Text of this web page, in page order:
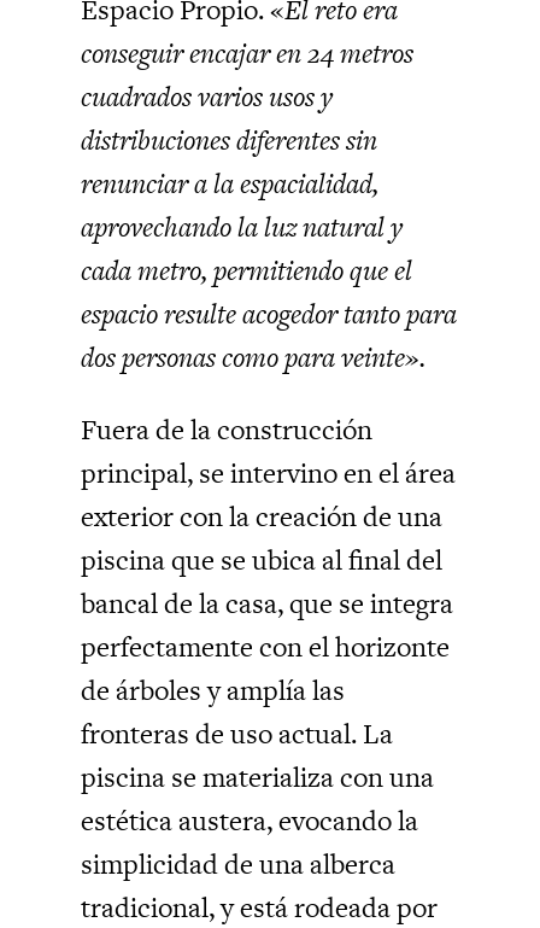
Espacio Propio. «El reto era
conseguir encajar en 24 metros
cuadrados varios usos y
distribuciones diferentes sin
renunciar a la espacialidad,
aprovechando la luz natural y
cada metro, permitiendo que el
espacio resulte acogedor tanto para
dos personas como para veinte».
Fuera de la construcción
principal, se intervino en el área
exterior con la creación de una
piscina que se ubica al final del
bancal de la casa, que se integra
perfectamente con el horizonte
de árboles y amplía las
fronteras de uso actual. La
piscina se materializa con una
estética austera, evocando la
simplicidad de una alberca
tradicional, y está rodeada por